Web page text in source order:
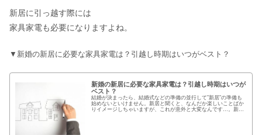
新居に引っ越す際には
家具家電も必要になりますよね。
▼新婚の新居に必要な家具家電は？引越し時期はいつがベスト？
新婚の新居に必要な家具家電は？引越し時期はいつが
ベスト？
結婚が決まったら、結婚式などの準備の並行して”新居”の準備も
始めないといけません。新居と聞くと、なんだか楽しいことばか
りイメージしちゃいますが、これが意外と大変なんです…。新居